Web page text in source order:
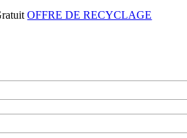
OFFRE DE RECYCLAGE